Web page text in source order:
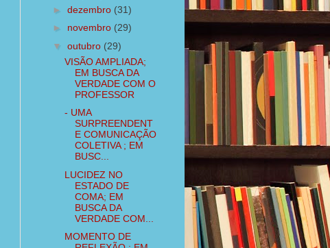
► dezembro (31)
► novembro (29)
▼ outubro (29)
VISÃO AMPLIADA;
EM BUSCA DA
VERDADE COM O
PROFESSOR
- UMA
SURPREENDENT
E COMUNICAÇÃO
COLETIVA ; EM
BUSC...
LUCIDEZ NO
ESTADO DE
COMA; EM
BUSCA DA
VERDADE COM...
MOMENTO DE